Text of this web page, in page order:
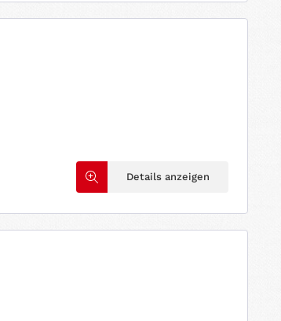
Details anzeigen